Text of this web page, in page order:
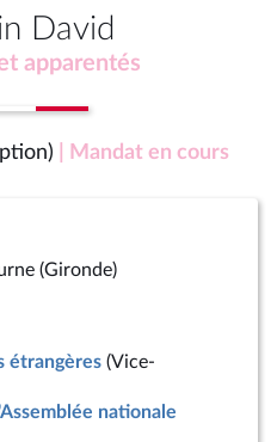
David
apparentés
| Mandat en cours
(Gironde)
étrangères (Vice-
nationale